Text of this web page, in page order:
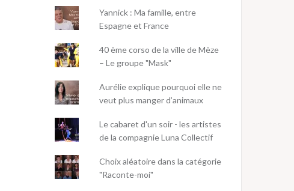
Yannick : Ma famille, entre
Espagne et France
40 ème corso de la ville de Mèze
– Le groupe "Mask"
Aurélie explique pourquoi elle ne
veut plus manger d’animaux
Le cabaret d'un soir - les artistes
de la compagnie Luna Collectif
Choix aléatoire dans la catégorie
"Raconte-moi"